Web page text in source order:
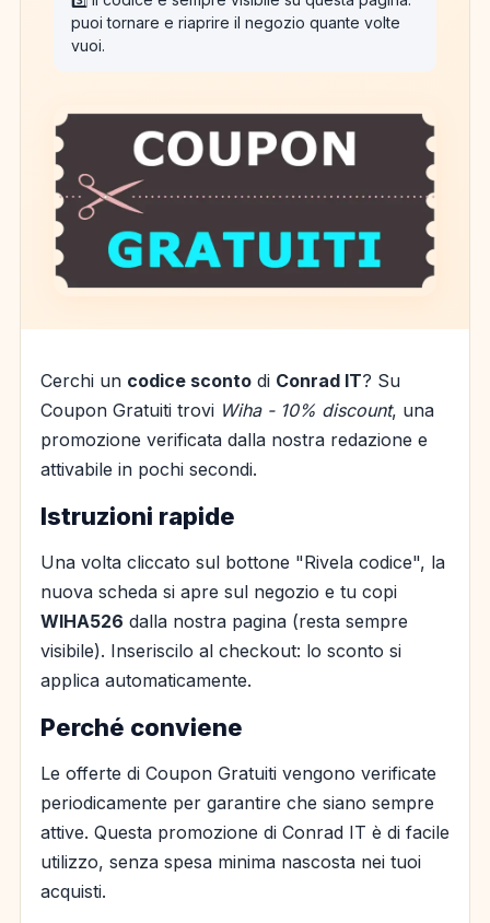
puoi tornare e riaprire il negozio quante volte
vuoi.
Cerchi un codice sconto di Conrad IT? Su
Coupon Gratuiti trovi Wiha - 10% discount, una
promozione verificata dalla nostra redazione e
attivabile in pochi secondi.
Istruzioni rapide
Una volta cliccato sul bottone "Rivela codice", la
nuova scheda si apre sul negozio e tu copi
WIHA526 dalla nostra pagina (resta sempre
visibile). Inseriscilo al checkout: lo sconto si
applica automaticamente.
Perché conviene
Le offerte di Coupon Gratuiti vengono verificate
periodicamente per garantire che siano sempre
attive. Questa promozione di Conrad IT è di facile
utilizzo, senza spesa minima nascosta nei tuoi
acquisti.